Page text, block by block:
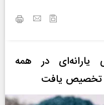
یارانه‌ای در همه
تخصیص یافت